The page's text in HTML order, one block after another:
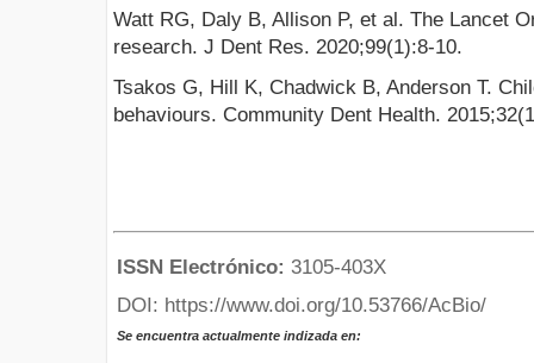
Watt RG, Daly B, Allison P, et al. The Lancet
research. J Dent Res. 2020;99(1):8-10.
Tsakos G, Hill K, Chadwick B, Anderson T.
behaviours. Community Dent Health.
ISSN Electrónico: 3105-403X
DOI: https://www.doi.org/10.53766/AcBio/
Se encuentra actualmente indizada en: